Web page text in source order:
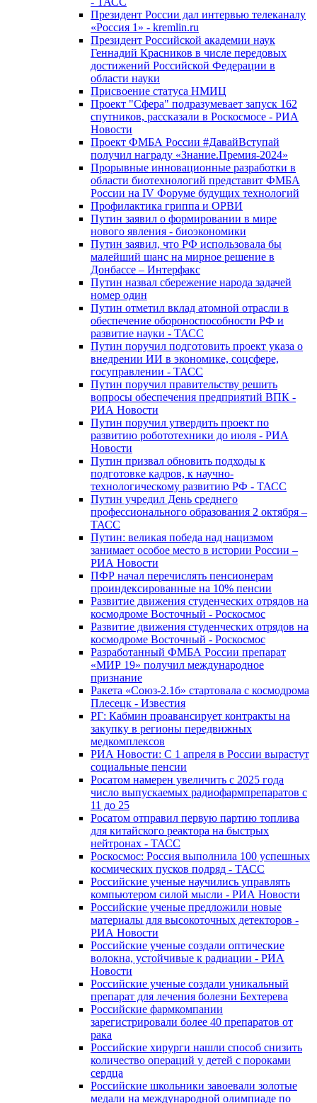
Президент России дал интервью телеканалу
«Россия 1» - kremlin.ru
Президент Российской академии наук
Геннадий Красников в числе передовых
достижений Российской Федерации в
области науки
Присвоение статуса НМИЦ
Проект "Сфера" подразумевает запуск 162
спутников, рассказали в Роскосмосе - РИА
Новости
Проект ФМБА России #ДавайВступай
получил награду «Знание.Премия-2024»
Прорывные инновационные разработки в
области биотехнологий представит ФМБА
России на IV Форуме будущих технологий
Профилактика гриппа и ОРВИ
Путин заявил о формировании в мире
нового явления - биоэкономики
Путин заявил, что РФ использовала бы
малейший шанс на мирное решение в
Донбассе – Интерфакс
Путин назвал сбережение народа задачей
номер один
Путин отметил вклад атомной отрасли в
обеспечение обороноспособности РФ и
развитие науки - ТАСС
Путин поручил подготовить проект указа о
внедрении ИИ в экономике, соцсфере,
госуправлении - ТАСС
Путин поручил правительству решить
вопросы обеспечения предприятий ВПК -
РИА Новости
Путин поручил утвердить проект по
развитию робототехники до июля - РИА
Новости
Путин призвал обновить подходы к
подготовке кадров, к научно-
технологическому развитию РФ - ТАСС
Путин учредил День среднего
профессионального образования 2 октября –
ТАСС
Путин: великая победа над нацизмом
занимает особое место в истории России –
РИА Новости
ПФР начал перечислять пенсионерам
проиндексированные на 10% пенсии
Развитие движения студенческих отрядов на
космодроме Восточный - Роскосмос
Развитие движения студенческих отрядов на
космодроме Восточный - Роскосмос
Разработанный ФМБА России препарат
«МИР 19» получил международное
признание
Ракета «Союз-2.1б» стартовала с космодрома
Плесецк - Известия
РГ: Кабмин проавансирует контракты на
закупку в регионы передвижных
медкомплексов
РИА Новости: С 1 апреля в России вырастут
социальные пенсии
Росатом намерен увеличить с 2025 года
число выпускаемых радиофармпрепаратов с
11 до 25
Росатом отправил первую партию топлива
для китайского реактора на быстрых
нейтронах - ТАСС
Роскосмос: Россия выполнила 100 успешных
космических пусков подряд - ТАСС
Российские ученые научились управлять
компьютером силой мысли - РИА Новости
Российские ученые предложили новые
материалы для высокоточных детекторов -
РИА Новости
Российские ученые создали оптические
волокна, устойчивые к радиации - РИА
Новости
Российские ученые создали уникальный
препарат для лечения болезни Бехтерева
Российские фармкомпании
зарегистрировали более 40 препаратов от
рака
Российские хирурги нашли способ снизить
количество операций у детей с пороками
сердца
Российские школьники завоевали золотые
медали на международной олимпиаде по